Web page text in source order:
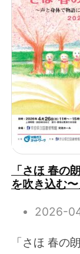
「さほ 春の
を吹き込む〜
2026-
「さほ 春の